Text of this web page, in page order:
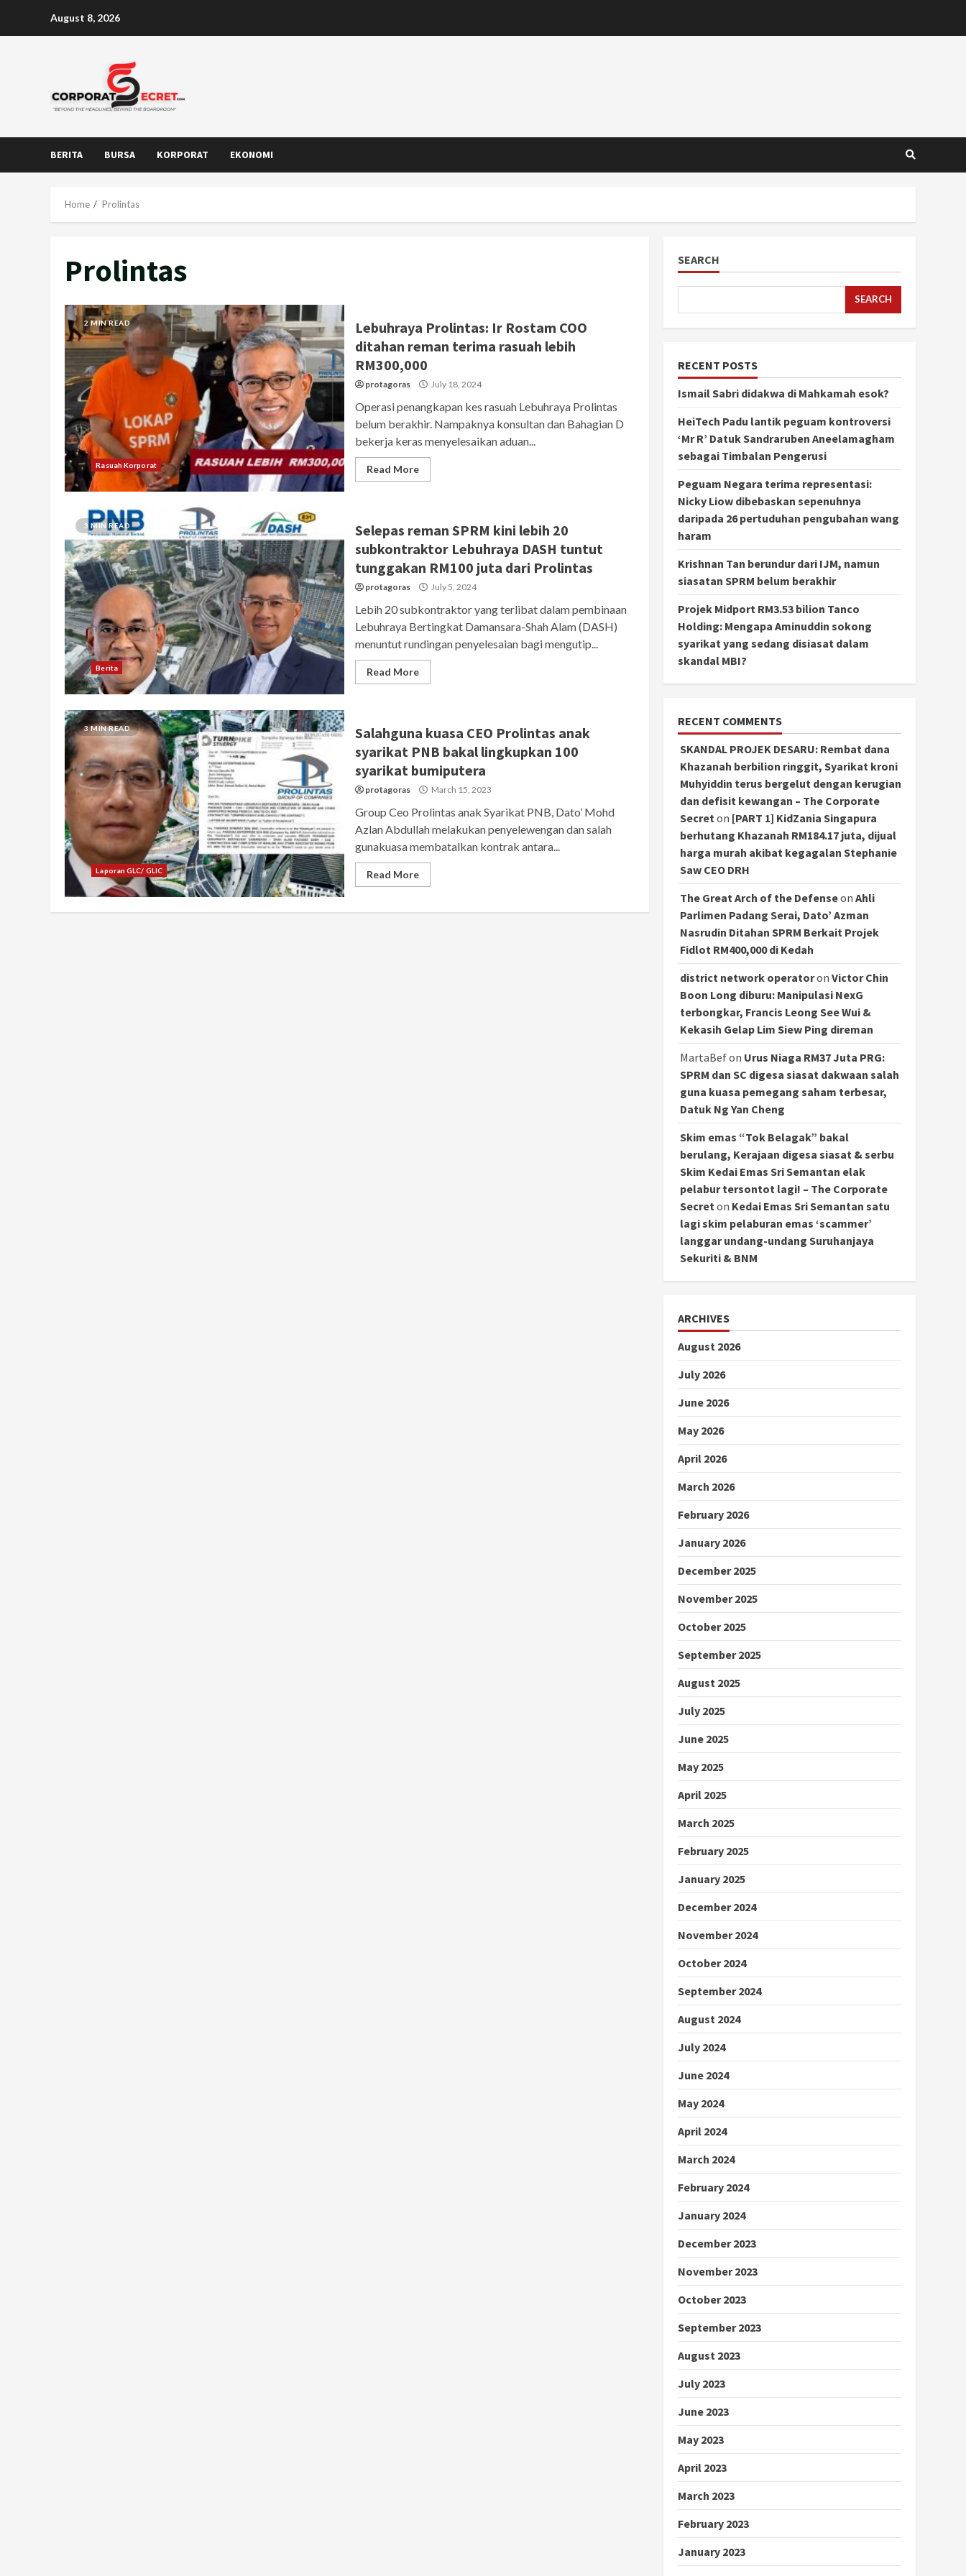
August 8, 2026
BERITA BURSA KORPORAT EKONOMI
Home Prolintas
Prolintas
2 MIN READ
Rasuah Korporat
Lebuhraya Prolintas: Ir Rostam COO
ditahan reman terima rasuah lebih
RM300,000
protagoras July 18, 2024
Operasi penangkapan kes rasuah Lebuhraya Prolintas
belum berakhir. Nampaknya konsultan dan Bahagian D
bekerja keras menyelesaikan aduan...
Read More
3 MIN READ
Berita
Selepas reman SPRM kini lebih 20
subkontraktor Lebuhraya DASH tuntut
tunggakan RM100 juta dari Prolintas
protagoras July 5, 2024
Lebih 20 subkontraktor yang terlibat dalam pembinaan
Lebuhraya Bertingkat Damansara-Shah Alam (DASH)
menuntut rundingan penyelesaian bagi mengutip...
Read More
3 MIN READ
Laporan GLC/ GLIC
Salahguna kuasa CEO Prolintas anak
syarikat PNB bakal lingkupkan 100
syarikat bumiputera
protagoras March 15, 2023
Group Ceo Prolintas anak Syarikat PNB, Dato’ Mohd
Azlan Abdullah melakukan penyelewengan dan salah
gunakuasa membatalkan kontrak antara...
Read More
SEARCH
SEARCH
RECENT POSTS
Ismail Sabri didakwa di Mahkamah esok?
HeiTech Padu lantik peguam kontroversi
‘Mr R’ Datuk Sandraruben Aneelamagham
sebagai Timbalan Pengerusi
Peguam Negara terima representasi:
Nicky Liow dibebaskan sepenuhnya
daripada 26 pertuduhan pengubahan wang
haram
Krishnan Tan berundur dari IJM, namun
siasatan SPRM belum berakhir
Projek Midport RM3.53 bilion Tanco
Holding: Mengapa Aminuddin sokong
syarikat yang sedang disiasat dalam
skandal MBI?
RECENT COMMENTS
SKANDAL PROJEK DESARU: Rembat dana
Khazanah berbilion ringgit, Syarikat kroni
Muhyiddin terus bergelut dengan kerugian
dan defisit kewangan – The Corporate
Secret on [PART 1] KidZania Singapura
berhutang Khazanah RM184.17 juta, dijual
harga murah akibat kegagalan Stephanie
Saw CEO DRH
The Great Arch of the Defenseon Ahli
Parlimen Padang Serai, Dato’ Azman
Nasrudin Ditahan SPRM Berkait Projek
Fidlot RM400,000 di Kedah
district network operatoron Victor Chin
Boon Long diburu: Manipulasi NexG
terbongkar, Francis Leong See Wui &
Kekasih Gelap Lim Siew Ping direman
MartaBefon Urus Niaga RM37 Juta PRG:
SPRM dan SC digesa siasat dakwaan salah
guna kuasa pemegang saham terbesar,
Datuk Ng Yan Cheng
Skim emas “Tok Belagak” bakal
berulang, Kerajaan digesa siasat & serbu
Skim Kedai Emas Sri Semantan elak
pelabur tersontot lagi! – The Corporate
Secret on Kedai Emas Sri Semantan satu
lagi skim pelaburan emas ‘scammer’
langgar undang-undang Suruhanjaya
Sekuriti & BNM
ARCHIVES
August 2026
July 2026
June 2026
May 2026
April 2026
March 2026
February 2026
January 2026
December 2025
November 2025
October 2025
September 2025
August 2025
July 2025
June 2025
May 2025
April 2025
March 2025
February 2025
January 2025
December 2024
November 2024
October 2024
September 2024
August 2024
July 2024
June 2024
May 2024
April 2024
March 2024
February 2024
January 2024
December 2023
November 2023
October 2023
September 2023
August 2023
July 2023
June 2023
May 2023
April 2023
March 2023
February 2023
January 2023